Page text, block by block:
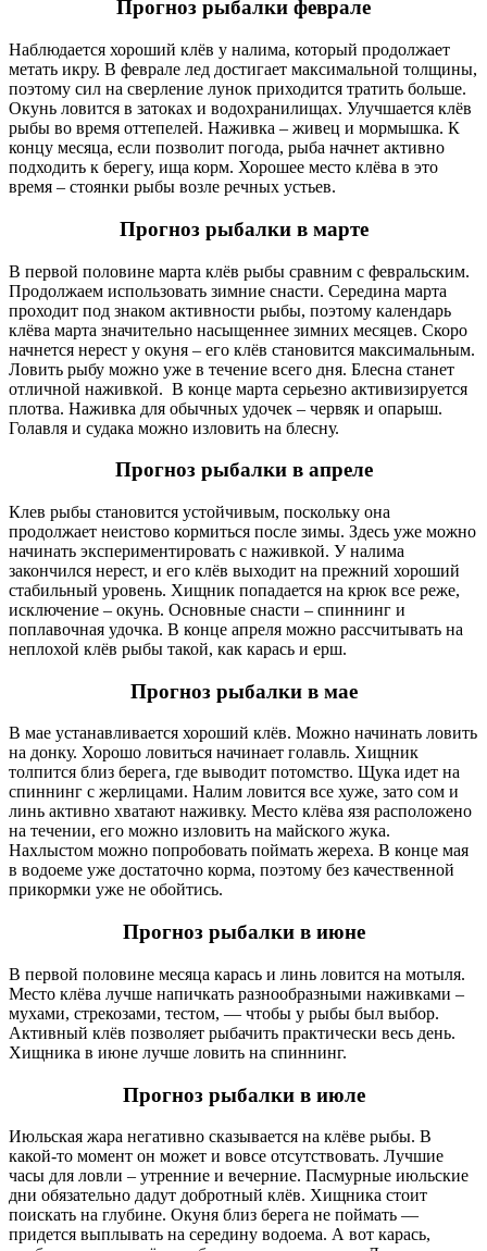
Прогноз рыбалки феврале
Наблюдается хороший клёв у налима, который продолжает
метать икру. В феврале лед достигает максимальной толщины,
поэтому сил на сверление лунок приходится тратить больше.
Окунь ловится в затоках и водохранилищах. Улучшается клёв
рыбы во время оттепелей. Наживка – живец и мормышка. К
концу месяца, если позволит погода, рыба начнет активно
подходить к берегу, ища корм. Хорошее место клёва в это
время – стоянки рыбы возле речных устьев.
Прогноз рыбалки в марте
В первой половине марта клёв рыбы сравним с февральским.
Продолжаем использовать зимние снасти. Середина марта
проходит под знаком активности рыбы, поэтому календарь
клёва марта значительно насыщеннее зимних месяцев. Скоро
начнется нерест у окуня – его клёв становится максимальным.
Ловить рыбу можно уже в течение всего дня. Блесна станет
отличной наживкой. В конце марта серьезно активизируется
плотва. Наживка для обычных удочек – червяк и опарыш.
Голавля и судака можно изловить на блесну.
Прогноз рыбалки в апреле
Клев рыбы становится устойчивым, поскольку она
продолжает неистово кормиться после зимы. Здесь уже можно
начинать экспериментировать с наживкой. У налима
закончился нерест, и его клёв выходит на прежний хороший
стабильный уровень. Хищник попадается на крюк все реже,
исключение – окунь. Основные снасти – спиннинг и
поплавочная удочка. В конце апреля можно рассчитывать на
неплохой клёв рыбы такой, как карась и ерш.
Прогноз рыбалки в мае
В мае устанавливается хороший клёв. Можно начинать ловить
на донку. Хорошо ловиться начинает голавль. Хищник
толпится близ берега, где выводит потомство. Щука идет на
спиннинг с жерлицами. Налим ловится все хуже, зато сом и
линь активно хватают наживку. Место клёва язя расположено
на течении, его можно изловить на майского жука.
Нахлыстом можно попробовать поймать жереха. В конце мая
в водоеме уже достаточно корма, поэтому без качественной
прикормки уже не обойтись.
Прогноз рыбалки в июне
В первой половине месяца карась и линь ловится на мотыля.
Место клёва лучше напичкать разнообразными наживками –
мухами, стрекозами, тестом, — чтобы у рыбы был выбор.
Активный клёв позволяет рыбачить практически весь день.
Хищника в июне лучше ловить на спиннинг.
Прогноз рыбалки в июле
Июльская жара негативно сказывается на клёве рыбы. В
какой-то момент он может и вовсе отсутствовать. Лучшие
часы для ловли – утренние и вечерние. Пасмурные июльские
дни обязательно дадут добротный клёв. Хищника стоит
поискать на глубине. Окуня близ берега не поймать —
придется выплывать на середину водоема. А вот карась,